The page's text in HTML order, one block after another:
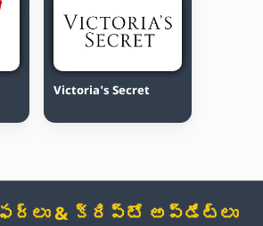
Victoria's Secret
& క్రిప్టో అప్‌డేట్‌లు